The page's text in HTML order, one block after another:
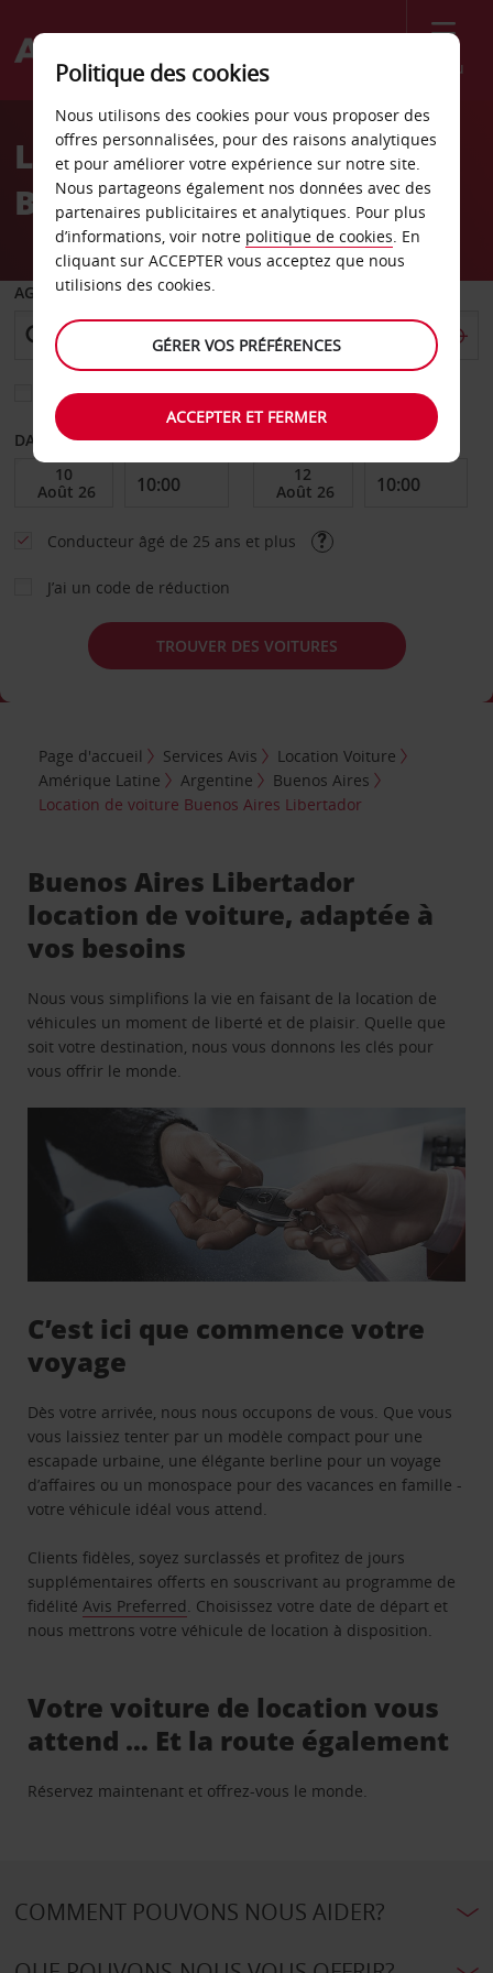
Menu
Welcome
AvisLocation de voiture
Buenos Aires Libertador
AGENCE DE DÉPART
Sélectionnez une autre agence de retour
DATE DE DÉBUT DATE DE FIN
Conducteur âgé de 25 ans et plus
J’ai un code de réduction
TROUVER DES VOITURES
Page d'accueil Services Avis
Location Voiture
Amérique Latine
Argentine
Buenos Aires
Location de voiture Buenos Aires Libertador
Buenos Aires Libertador
location de voiture, adaptée à
vos besoins
Nous vous simplifions la vie en faisant de la location de
véhicules un moment de liberté et de plaisir. Quelle que
soit votre destination, nous vous donnons les clés pour
vous offrir le monde.
C’est ici que commence votre
voyage
Dès votre arrivée, nous nous occupons de vous. Que vous
vous laissiez tenter par un modèle compact pour une
escapade urbaine, une élégante berline pour un voyage
d’affaires ou un monospace pour des vacances en famille -
votre véhicule idéal vous attend.
Clients fidèles, soyez surclassés et profitez de jours
supplémentaires offerts en souscrivant au programme de
fidélitéAvis Preferred. Choisissez votre date de départ et
nous mettrons votre véhicule de location à disposition.
Votre voiture de location vous
attend … Et la route également
Réservez maintenant et offrez-vous le monde.
COMMENT POUVONS NOUS AIDER?
Politique des cookies
Nous utilisons des cookies pour vous proposer des
offres personnalisées, pour des raisons analytiques
et pour améliorer votre expérience sur notre site.
Nous partageons également nos données avec des
partenaires publicitaires et analytiques. Pour plus
d’informations, voir notre politique de cookies. En
cliquant sur ACCEPTER vous acceptez que nous
utilisions des cookies.
GÉRER VOS PRÉFÉRENCES
ACCEPTER ET FERMER